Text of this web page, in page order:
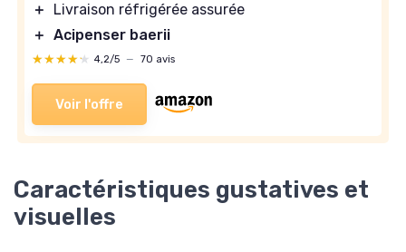
＋
Livraison réfrigérée assurée
＋ Acipenser baerii
★★★★★
★★★★★ 4,2/5 — 70 avis
Voir l'offre
Caractéristiques gustatives et
visuelles